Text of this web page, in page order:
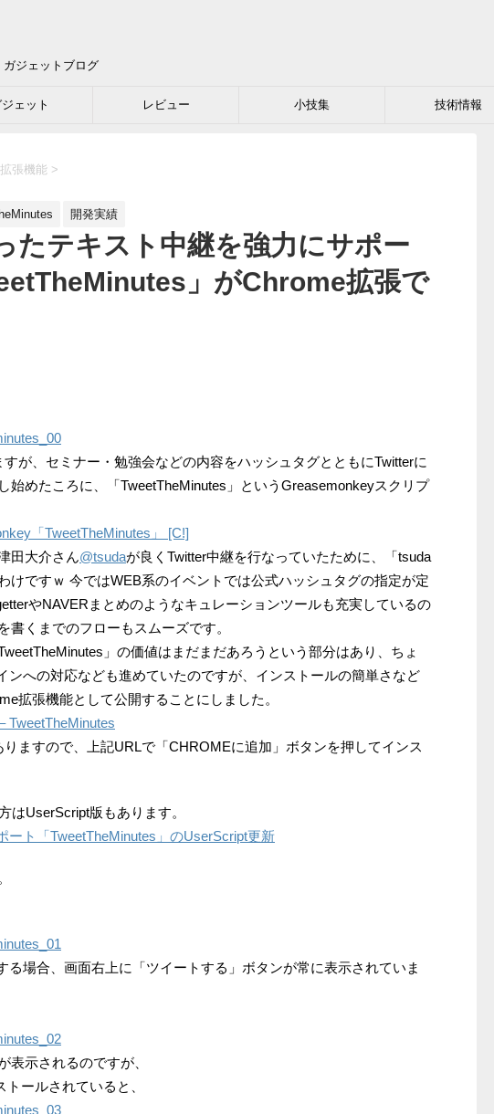
ジェットブログ
ェット レビュー 小技集 技術情報
張機能 >
開発実績
たテキスト中継を強力にサポー
」がChrome拡張で
が、セミナー・勉強会などの内容をハッシュタグとともにTwitterに
始めたころに、「TweetTheMinutes」というGreasemonkeyスクリプ
「TweetTheMinutes」 [C!]
田大介さん@tsudaが良くTwitter中継を行なっていたために、「tsuda
けですｗ 今ではWEB系のイベントでは公式ハッシュタグの指定が定
やNAVERまとめのようなキュレーションツールも充実しているの
書くまでのフローもスムーズです。
」の価値はまだまだあろうという部分はあり、ちょ
ンへの対応なども進めていたのですが、インストールの簡単さなど
拡張機能として公開することにしました。
TweetTheMinutes
ますので、上記URLで「CHROMEに追加」ボタンを押してインス
はUserScript版もあります。
ート「TweetTheMinutes」のUserScript更新
る場合、画面右上に「ツイートする」ボタンが常に表示されていま
表示されるのですが、
ールされていると、